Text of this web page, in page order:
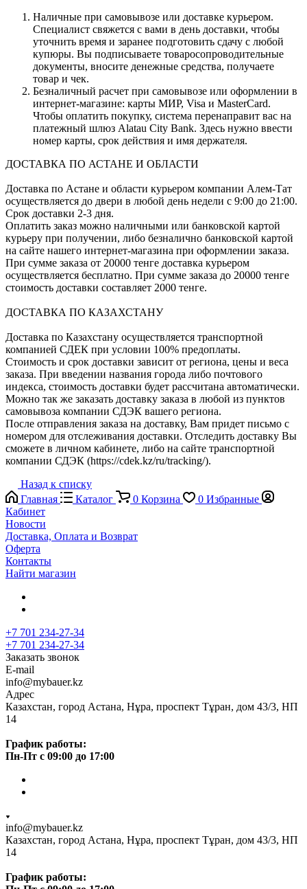
Наличные при самовывозе или доставке курьером.
Специалист свяжется с вами в день доставки, чтобы
уточнить время и заранее подготовить сдачу с любой
купюры. Вы подписываете товаросопроводительные
документы, вносите денежные средства, получаете
товар и чек.
Безналичный расчет при самовывозе или оформлении в
интернет-магазине: карты МИР, Visa и MasterCard.
Чтобы оплатить покупку, система перенаправит вас на
платежный шлюз Alatau City Bank. Здесь нужно ввести
номер карты, срок действия и имя держателя.
ДОСТАВКА ПО АСТАНЕ И ОБЛАСТИ
Доставка по Астане и области курьером компании Алем-Тат
осуществляется до двери в любой день недели с 9:00 до 21:00.
Срок доставки 2-3 дня.
Оплатить заказ можно наличными или банковской картой
курьеру при получении, либо безналично банковской картой
на сайте нашего интернет-магазина при оформлении заказа.
При сумме заказа от 20000 тенге доставка курьером
осуществляется бесплатно. При сумме заказа до 20000 тенге
стоимость доставки составляет 2000 тенге.
ДОСТАВКА ПО КАЗАХСТАНУ
Доставка по Казахстану осуществляется транспортной
компанией СДЕК при условии 100% предоплаты.
Стоимость и срок доставки зависит от региона, цены и веса
заказа. При введении названия города либо почтового
индекса, стоимость доставки будет рассчитана автоматически.
Можно так же заказать доставку заказа в любой из пунктов
самовывоза компании СДЭК вашего региона.
После отправления заказа на доставку, Вам придет письмо с
номером для отслеживания доставки. Отследить доставку Вы
сможете в личном кабинете, либо на сайте транспортной
компании СДЭК (https://cdek.kz/ru/tracking/).
Назад к списку
Главная
Каталог 0 Корзина 0 Избранные
Кабинет
Новости
Доставка, Оплата и Возврат
Оферта
Контакты
Найти магазин
+7 701 234-27-34
+7 701 234-27-34
Заказать звонок
E-mail
info@mybauer.kz
Адрес
Казахстан, город Астана, Нұра, проспект Тұран, дом 43/3, НП
14
График работы:
Пн-Пт с 09:00 до 17:00
info@mybauer.kz
Казахстан, город Астана, Нұра, проспект Тұран, дом 43/3, НП
14
График работы: